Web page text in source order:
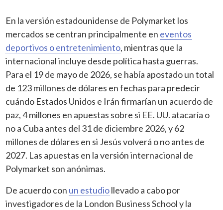
En la versión estadounidense de Polymarket los
mercados se centran principalmente en eventos
deportivos o entretenimiento, mientras que la
internacional incluye desde política hasta guerras.
Para el 19 de mayo de 2026, se había apostado un total
de 123 millones de dólares en fechas para predecir
cuándo Estados Unidos e Irán firmarían un acuerdo de
paz, 4 millones en apuestas sobre si EE. UU. atacaría o
no a Cuba antes del 31 de diciembre 2026, y 62
millones de dólares en si Jesús volverá o no antes de
2027. Las apuestas en la versión internacional de
Polymarket son anónimas.
De acuerdo con un estudiollevado a cabo por
investigadores de la London Business School y la